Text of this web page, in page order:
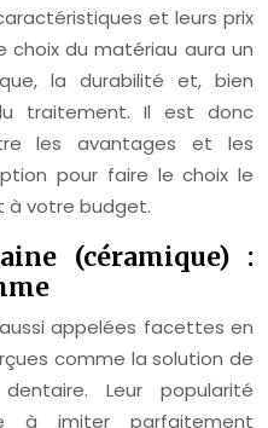
et leurs prix
choix du matériau aura un
la durabilité et, bien
traitement. Il est donc
les avantages et les
pour faire le choix le
à votre budget.
(céramique) :
appelées facettes en
comme la solution de
Leur popularité
à imiter parfaitement